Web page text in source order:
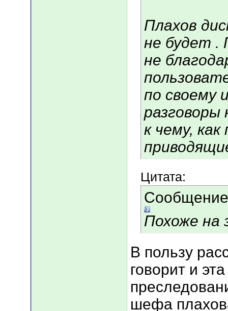
Плахов
не будет .
не
по своему
разговоры
к чему, как
Цитата:
Похоже на
В пользу
говорит и
шефа